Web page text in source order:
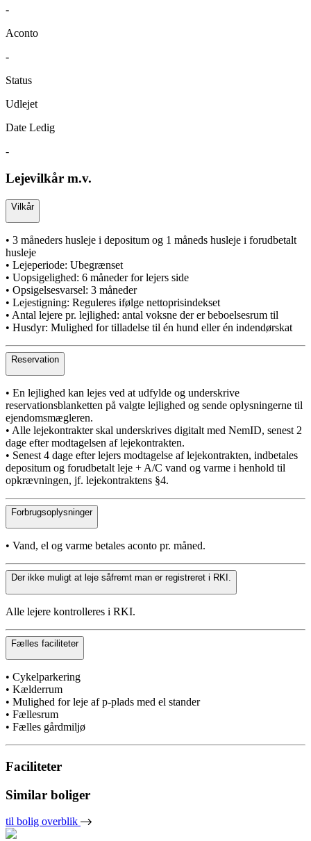
-
Aconto
-
Status
Udlejet
Date Ledig
-
Lejevilkår m.v.
Vilkår
• 3 måneders husleje i depositum og 1 måneds husleje i forudbetalt
husleje
• Lejeperiode: Ubegrænset
• Uopsigelighed: 6 måneder for lejers side
• Opsigelsesvarsel: 3 måneder
• Lejestigning: Reguleres ifølge nettoprisindekset
• Antal lejere pr. lejlighed: antal voksne der er beboelsesrum til
• Husdyr: Mulighed for tilladelse til én hund eller én indendørskat
Reservation
• En lejlighed kan lejes ved at udfylde og underskrive
reservationsblanketten på valgte lejlighed og sende oplysningerne til
ejendomsmægleren.
• Alle lejekontrakter skal underskrives digitalt med NemID, senest 2
dage efter modtagelsen af lejekontrakten.
• Senest 4 dage efter lejers modtagelse af lejekontrakten, indbetales
depositum og forudbetalt leje + A/C vand og varme i henhold til
opkrævningen, jf. lejekontraktens §4.
Forbrugsoplysninger
• Vand, el og varme betales aconto pr. måned.
Der ikke muligt at leje såfremt man er registreret i RKI.
Alle lejere kontrolleres i RKI.
Fælles faciliteter
• Cykelparkering
• Kælderrum
• Mulighed for leje af p-plads med el stander
• Fællesrum
• Fælles gårdmiljø
Faciliteter
Similar boliger
til bolig overblik